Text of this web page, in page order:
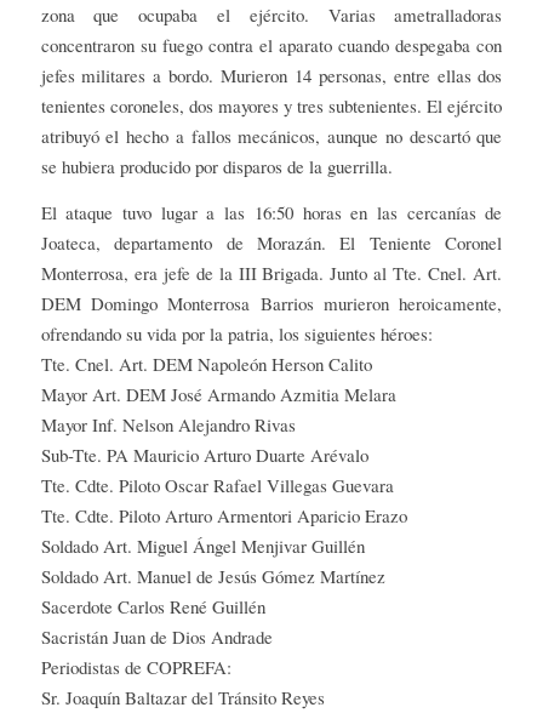
zona que ocupaba el ejército. Varias ametralladoras
concentraron su fuego contra el aparato cuando despegaba con
jefes militares a bordo. Murieron 14 personas, entre ellas dos
tenientes coroneles, dos mayores y tres subtenientes. El ejército
atribuyó el hecho a fallos mecánicos, aunque no descartó que
se hubiera producido por disparos de la guerrilla.
El ataque tuvo lugar a las 16:50 horas en las cercanías de
Joateca, departamento de Morazán. El Teniente Coronel
Monterrosa, era jefe de la III Brigada. Junto al Tte. Cnel. Art.
DEM Domingo Monterrosa Barrios murieron heroicamente,
ofrendando su vida por la patria, los siguientes héroes:
Tte. Cnel. Art. DEM Napoleón Herson Calito
Mayor Art. DEM José Armando Azmitia Melara
Mayor Inf. Nelson Alejandro Rivas
Sub-Tte. PA Mauricio Arturo Duarte Arévalo
Tte. Cdte. Piloto Oscar Rafael Villegas Guevara
Tte. Cdte. Piloto Arturo Armentori Aparicio Erazo
Soldado Art. Miguel Ángel Menjivar Guillén
Soldado Art. Manuel de Jesús Gómez Martínez
Sacerdote Carlos René Guillén
Sacristán Juan de Dios Andrade
Periodistas de COPREFA:
Sr. Joaquín Baltazar del Tránsito Reyes